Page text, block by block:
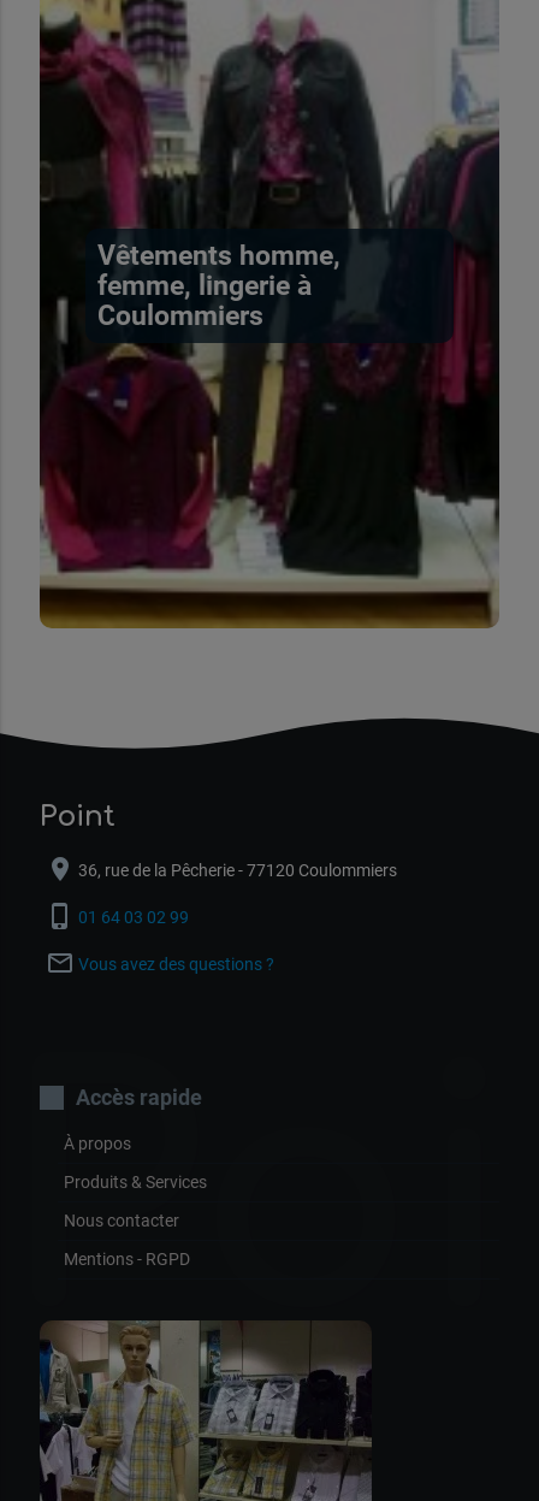
Vêtements homme,
femme, lingerie à
Coulommiers
Point
location_on 36, rue de la Pêcherie - 77120 Coulommiers
phone_iphone 01 64 03 02 99
mail_outline Vous avez des questions ?
Accès rapide
À propos
Produits & Services
Nous contacter
Mentions - RGPD